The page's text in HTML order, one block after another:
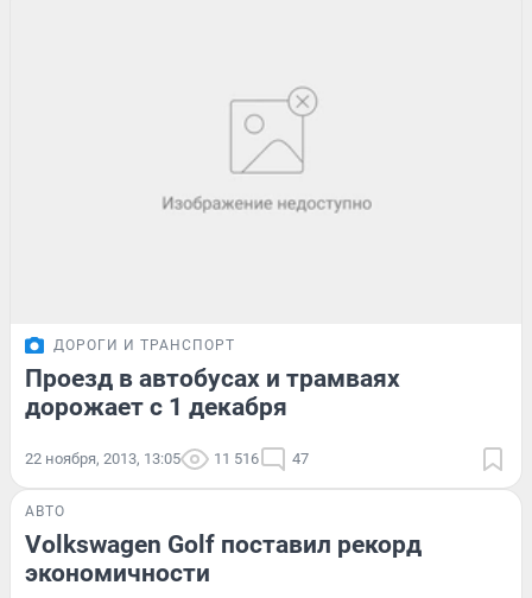
ДОРОГИ И ТРАНСПОРТ
Проезд в автобусах и трамваях
дорожает с 1 декабря
22 ноября, 2013, 13:05 11 516 47
АВТО
Volkswagen Golf поставил рекорд
экономичности